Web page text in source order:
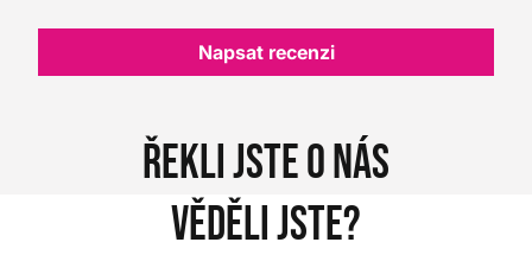
Napsat recenzi
Řekli jste o nás
Věděli jste?